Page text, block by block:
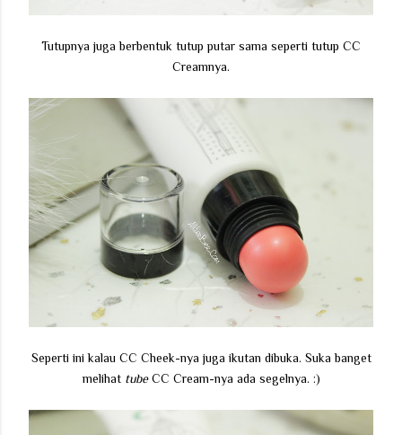
Tutupnya juga berbentuk tutup putar sama seperti tutup CC
Creamnya.
Seperti ini kalau CC Cheek-nya juga ikutan dibuka. Suka banget
melihat tubeCC Cream-nya ada segelnya. :)